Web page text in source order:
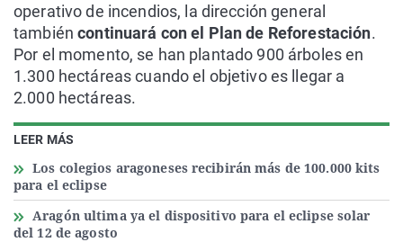
LEER MÁS
Los colegios aragoneses recibirán más de 100.000 kits
para el eclipse
Aragón ultima ya el dispositivo para el eclipse solar
del 12 de agosto
operativo de incendios, la dirección general
también continuará con el Plan de Reforestación.
Por el momento, se han plantado 900 árboles en
1.300 hectáreas cuando el objetivo es llegar a
2.000 hectáreas.